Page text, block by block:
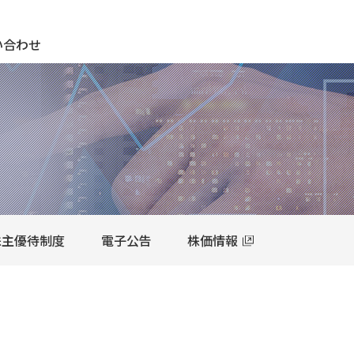
わせ
優待制度 電子公告 株価情報